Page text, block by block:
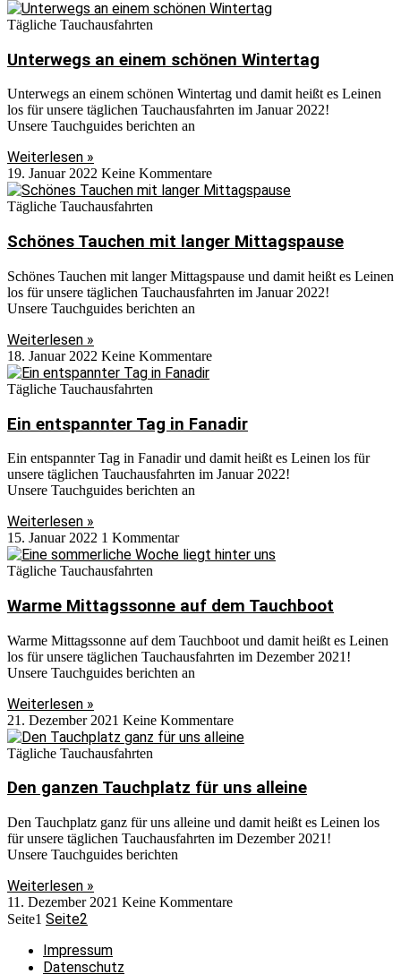
Tägliche Tauchausfahrten
Unterwegs an einem schönen Wintertag
Unterwegs an einem schönen Wintertag und damit heißt es Leinen
los für unsere täglichen Tauchausfahrten im Januar 2022!
Unsere Tauchguides berichten an
Weiterlesen »
19. Januar 2022 Keine Kommentare
Tägliche Tauchausfahrten
Schönes Tauchen mit langer Mittagspause
Schönes Tauchen mit langer Mittagspause und damit heißt es Leinen
los für unsere täglichen Tauchausfahrten im Januar 2022!
Unsere Tauchguides berichten an
Weiterlesen »
18. Januar 2022 Keine Kommentare
Tägliche Tauchausfahrten
Ein entspannter Tag in Fanadir
Ein entspannter Tag in Fanadir und damit heißt es Leinen los für
unsere täglichen Tauchausfahrten im Januar 2022!
Unsere Tauchguides berichten an
Weiterlesen »
15. Januar 2022 1 Kommentar
Tägliche Tauchausfahrten
Warme Mittagssonne auf dem Tauchboot
Warme Mittagssonne auf dem Tauchboot und damit heißt es Leinen
los für unsere täglichen Tauchausfahrten im Dezember 2021!
Unsere Tauchguides berichten an
Weiterlesen »
21. Dezember 2021 Keine Kommentare
Tägliche Tauchausfahrten
Den ganzen Tauchplatz für uns alleine
Den Tauchplatz ganz für uns alleine und damit heißt es Leinen los
für unsere täglichen Tauchausfahrten im Dezember 2021!
Unsere Tauchguides berichten
Weiterlesen »
11. Dezember 2021 Keine Kommentare
Seite1 Seite2
Impressum
Datenschutz